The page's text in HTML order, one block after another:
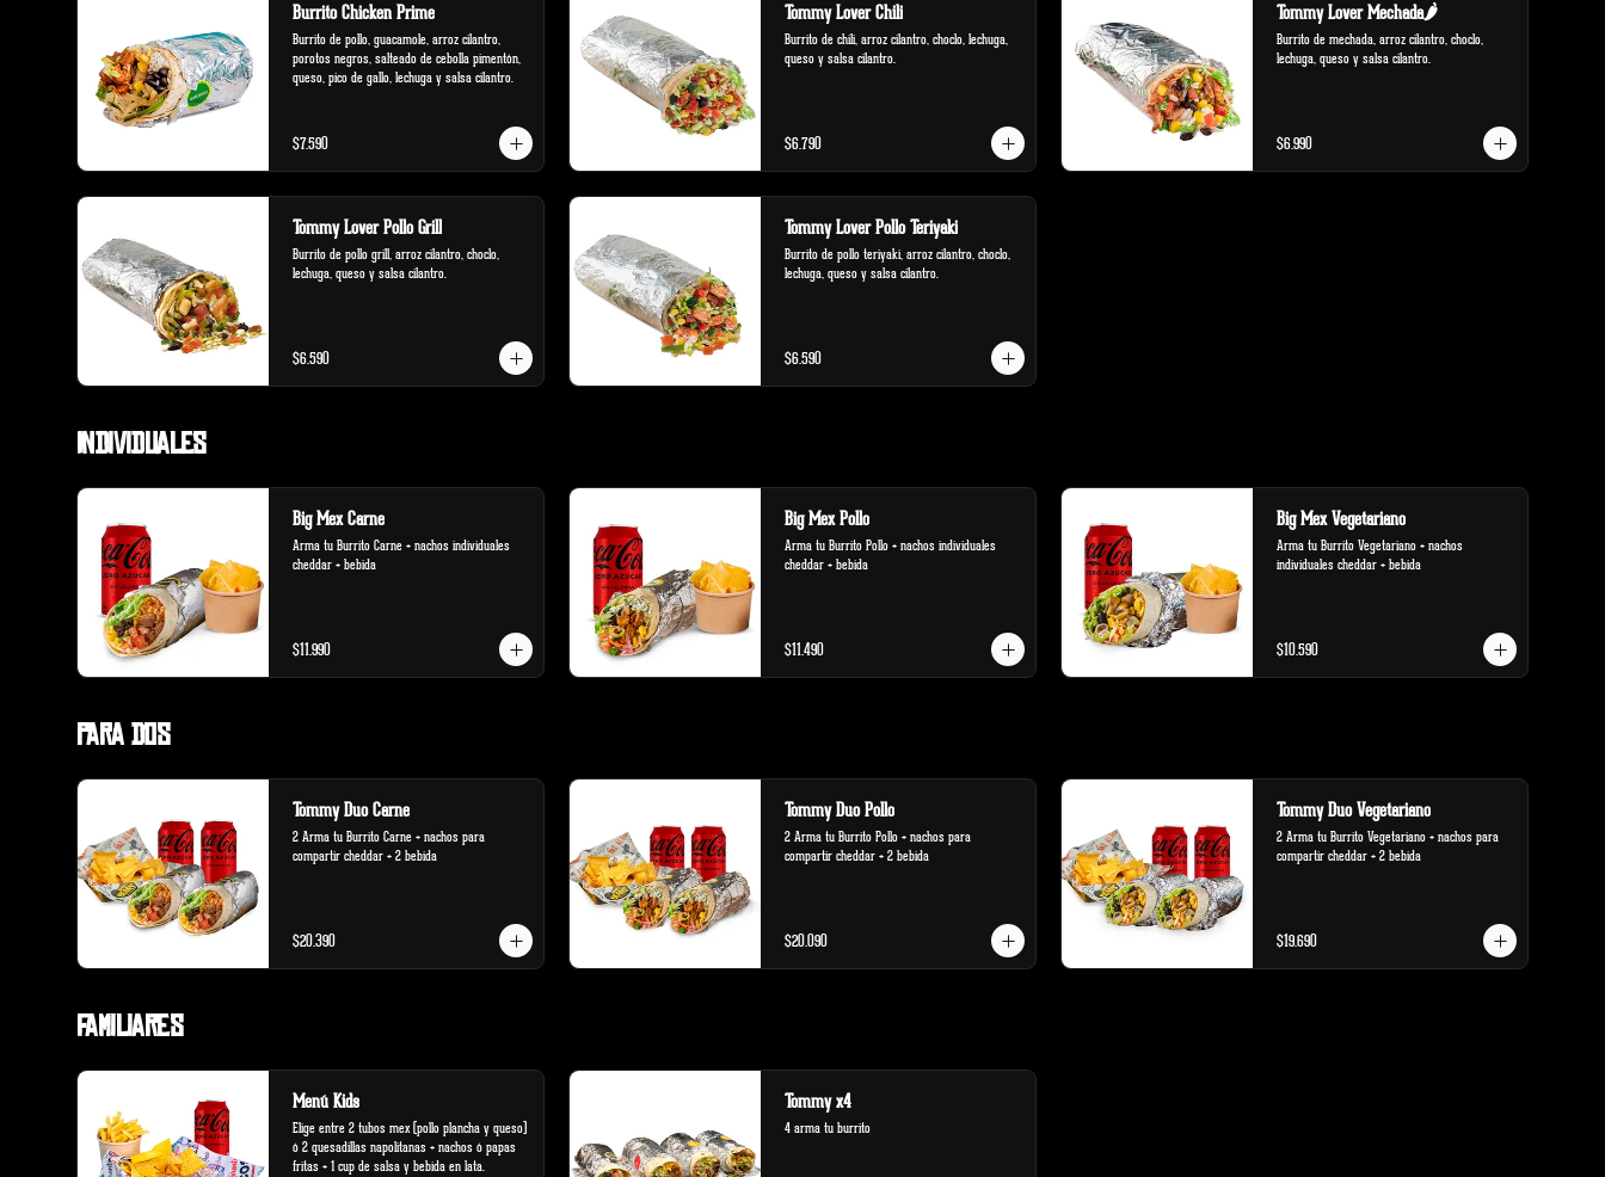
Burrito Chicken Prime
Burrito de pollo, guacamole, arroz cilantro,
porotos negros, salteado de cebolla pimentón,
queso, pico de gallo, lechuga y salsa cilantro.
$7.590
Tommy Lover Chili
Burrito de chili, arroz cilantro, choclo, lechuga,
queso y salsa cilantro.
$6.790
Tommy Lover Mechada🌶️
Burrito de mechada, arroz cilantro, choclo,
lechuga, queso y salsa cilantro.
$6.990
Tommy Lover Pollo Grill
Burrito de pollo grill, arroz cilantro, choclo,
lechuga, queso y salsa cilantro.
$6.590
Tommy Lover Pollo Teriyaki
Burrito de pollo teriyaki, arroz cilantro, choclo,
lechuga, queso y salsa cilantro.
$6.590
Individuales
Big Mex Carne
Arma tu Burrito Carne + nachos individuales
cheddar + bebida
$11.990
Big Mex Pollo
Arma tu Burrito Pollo + nachos individuales
cheddar + bebida
$11.490
Big Mex Vegetariano
Arma tu Burrito Vegetariano + nachos
individuales cheddar + bebida
$10.590
Para Dos
Tommy Duo Carne
2 Arma tu Burrito Carne + nachos para
compartir cheddar + 2 bebida
$20.390
Tommy Duo Pollo
2 Arma tu Burrito Pollo + nachos para
compartir cheddar + 2 bebida
$20.090
Tommy Duo Vegetariano
2 Arma tu Burrito Vegetariano + nachos para
compartir cheddar + 2 bebida
$19.690
Familiares
Menú Kids
Elige entre 2 tubos mex (pollo plancha y queso)
ó 2 quesadillas napolitanas + nachos ó papas
fritas + 1 cup de salsa y bebida en lata.
Tommy x4
4 arma tu burrito